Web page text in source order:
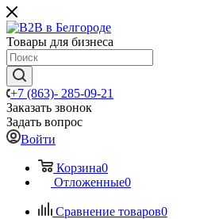
Товары для бизнеса
+7 (863)- 285-09-21
Заказать звонок
Задать вопрос
Войти
Корзина0
Отложенные0
Сравнение товаров0